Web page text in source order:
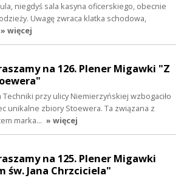
niegdyś sala kasyna oficerskiego, obecnie
Uwagę zwraca klatka schodowa,
» więcej
na 126. Plener Migawki "Z
przy ulicy Niemierzyńskiej wzbogaciło
unikalne zbiory Stoewera. Ta związana z
marka… » więcej
na 125. Plener Migawki
św. Jana Chrzciciela"